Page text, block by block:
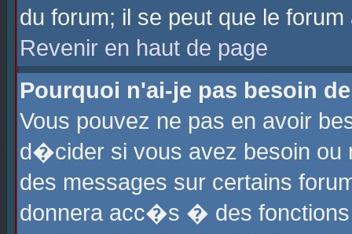
du forum; il se peut que le
Revenir en haut de page
Pourquoi n'ai-je pas besoin
Vous pouvez ne pas en avoir
d�cider si vous avez besoin ou
des messages sur certains
donnera acc�s � des fonctions